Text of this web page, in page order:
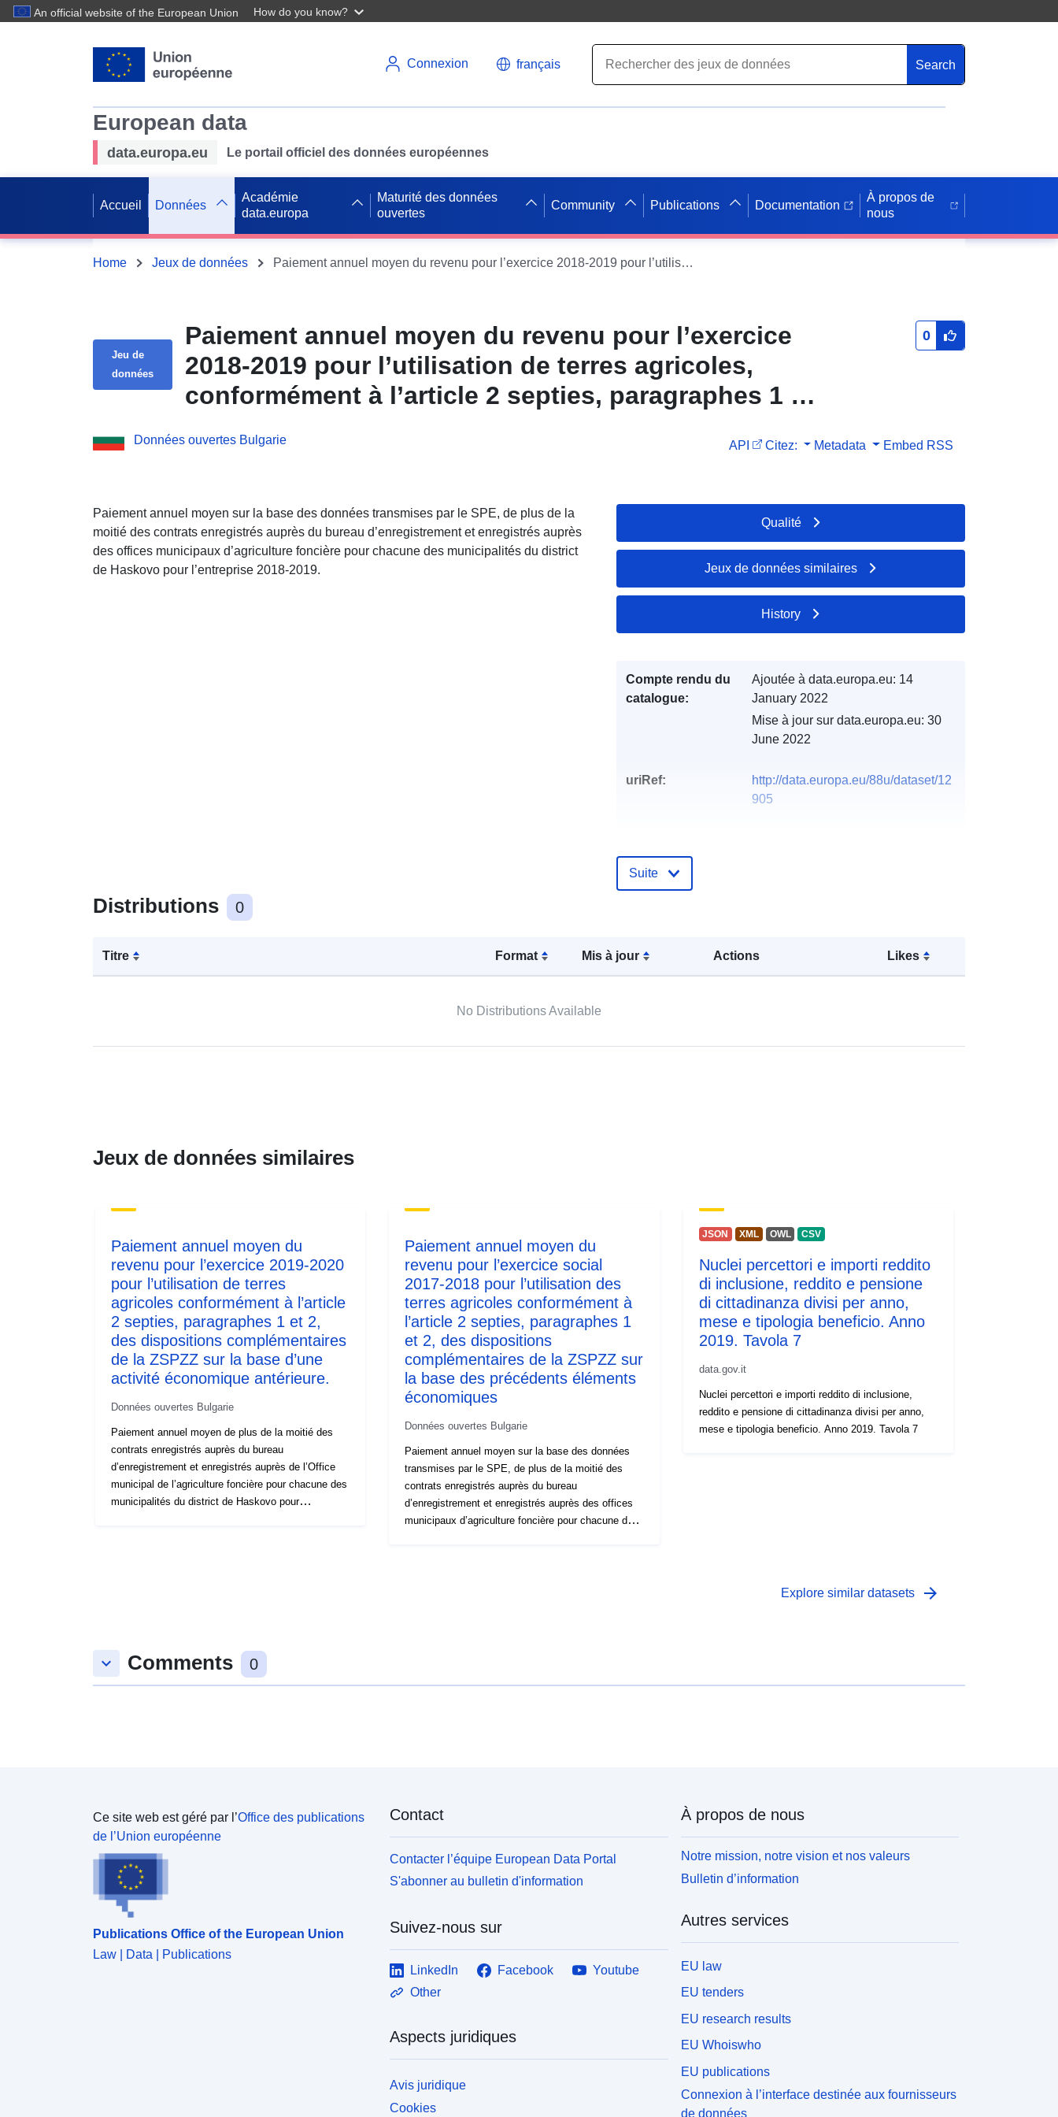
An official website of the European Union How do you know?
Connexion français Search
European data
data.europa.eu Le portail officiel des données européennes
Accueil Données
Académie
data.europa
Maturité des données
ouvertes
Community Publications Documentation
À propos de
nous
Home Jeux de données Paiement annuel moyen du revenu pour l’exercice 2018-2019 pour l’utilisation de terres agricoles, conformément à l’article 2 septies, paragraphes 1 et 2, des dispositions complémentaires au SPAZZ sur la base d’une activité économique antérieure.
Jeu de
données
Paiement annuel moyen du revenu pour l’exercice
2018-2019 pour l’utilisation de terres agricoles,
conformément à l’article 2 septies, paragraphes 1 et
la base d’une activité économique antérieure.
0
Données ouvertes Bulgarie API Citez: Metadata Embed RSS
Paiement annuel moyen sur la base des données transmises par le SPE, de plus de la
moitié des contrats enregistrés auprès du bureau d’enregistrement et enregistrés auprès
des offices municipaux d’agriculture foncière pour chacune des municipalités du district
de Haskovo pour l’entreprise 2018-2019.
Distributions 0
Titre Format Mis à jour Actions Likes
No Distributions Available
Qualité
Jeux de données similaires
History
Compte rendu du
catalogue:
Ajoutée à data.europa.eu: 14
January 2022
Mise à jour sur data.europa.eu: 30
June 2022
uriRef:
http://data.europa.eu/88u/dataset/12
905
Suite
Jeux de données similaires
Paiement annuel moyen du
revenu pour l’exercice 2019-2020
pour l’utilisation de terres
agricoles conformément à l’article
2 septies, paragraphes 1 et 2,
des dispositions complémentaires
de la ZSPZZ sur la base d’une
activité économique antérieure.
Données ouvertes Bulgarie
Paiement annuel moyen de plus de la moitié des
contrats enregistrés auprès du bureau
d’enregistrement et enregistrés auprès de l’Office
municipal de l’agriculture foncière pour chacune des
municipalités du district de Haskovo pour
Paiement annuel moyen du
revenu pour l’exercice social
2017-2018 pour l’utilisation des
terres agricoles conformément à
l’article 2 septies, paragraphes 1
et 2, des dispositions
complémentaires de la ZSPZZ sur
la base des précédents éléments
économiques
Données ouvertes Bulgarie
Paiement annuel moyen sur la base des données
transmises par le SPE, de plus de la moitié des
contrats enregistrés auprès du bureau
d’enregistrement et enregistrés auprès des offices
municipaux d’agriculture foncière pour chacune des
JSON XML OWL CSV
Nuclei percettori e importi reddito
di inclusione, reddito e pensione
di cittadinanza divisi per anno,
mese e tipologia beneficio. Anno
2019. Tavola 7
data.gov.it
Nuclei percettori e importi reddito di inclusione,
reddito e pensione di cittadinanza divisi per anno,
mese e tipologia beneficio. Anno 2019. Tavola 7
Explore similar datasets arrow_forward
keyboard_arrow_down Comments 0
Ce site web est géré par l’Office des publications
de l’Union européenne
Publications Office of the European Union
Law | Data | Publications
Contact
Contacter l’équipe European Data Portal
S'abonner au bulletin d'information
Suivez-nous sur
LinkedIn Facebook
Youtube
Other
Aspects juridiques
Avis juridique
Cookies
À propos de nous
Notre mission, notre vision et nos valeurs
Bulletin d’information
Autres services
EU law
EU tenders
EU research results
EU Whoiswho
EU publications
Connexion à l’interface destinée aux fournisseurs
de données